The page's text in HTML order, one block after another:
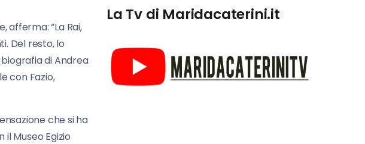
afferma: “La Rai,
Del resto, lo
di Andrea
con Fazio,
che si ha
Museo Egizio
La Tv di Maridacaterini.it